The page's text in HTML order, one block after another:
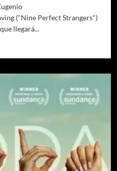
("Nine Perfect Strangers")
llegará...